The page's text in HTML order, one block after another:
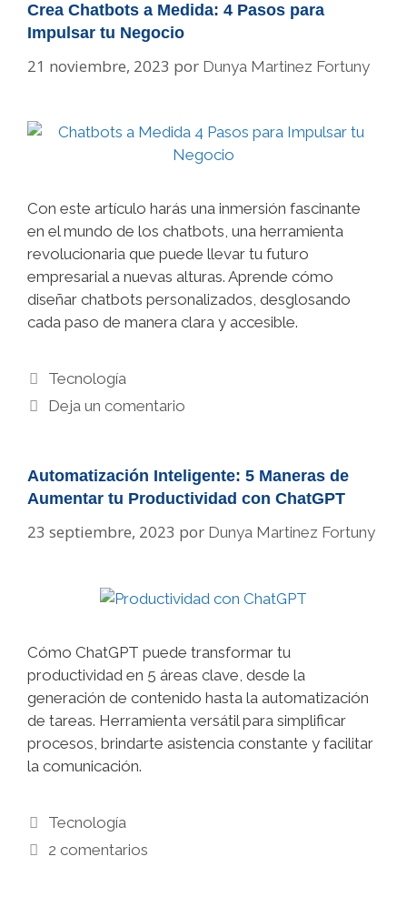
Crea Chatbots a Medida: 4 Pasos para
Impulsar tu Negocio
21 noviembre, 2023 por Dunya Martinez Fortuny
Con este artículo harás una inmersión fascinante
en el mundo de los chatbots, una herramienta
revolucionaria que puede llevar tu futuro
empresarial a nuevas alturas. Aprende cómo
diseñar chatbots personalizados, desglosando
cada paso de manera clara y accesible.
Categorías
Tecnología
Deja un comentario
Automatización Inteligente: 5 Maneras de
Aumentar tu Productividad con ChatGPT
23 septiembre, 2023 por Dunya Martinez Fortuny
Cómo ChatGPT puede transformar tu
productividad en 5 áreas clave, desde la
generación de contenido hasta la automatización
de tareas. Herramienta versátil para simplificar
procesos, brindarte asistencia constante y facilitar
la comunicación.
Categorías
Tecnología
2 comentarios